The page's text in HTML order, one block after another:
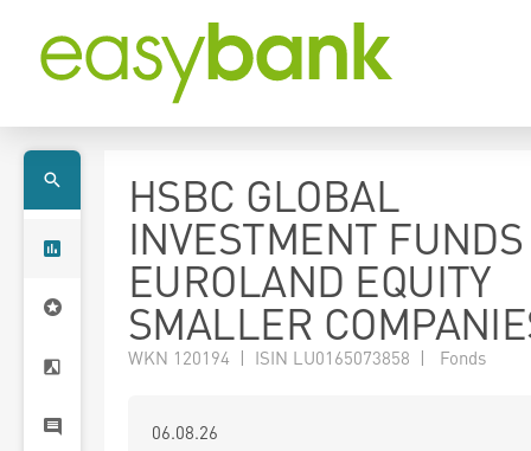
HSBC GLOBAL
INVESTMENT
EUROLAND EQUITY
SMALLER
WKN 120194 | ISIN LU0165073858 | Fonds
06.08.26